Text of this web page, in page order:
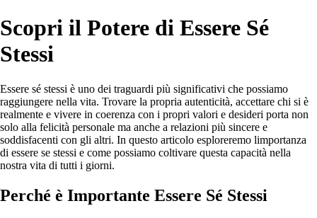
Scopri il Potere di Essere Sé
Stessi
Essere sé stessi è uno dei traguardi più significativi che possiamo
raggiungere nella vita. Trovare la propria autenticità, accettare chi si è
realmente e vivere in coerenza con i propri valori e desideri porta non
solo alla felicità personale ma anche a relazioni più sincere e
soddisfacenti con gli altri. In questo articolo esploreremo limportanza
di essere se stessi e come possiamo coltivare questa capacità nella
nostra vita di tutti i giorni.
Perché è Importante Essere Sé Stessi